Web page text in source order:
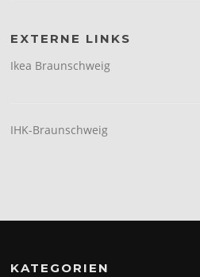
EXTERNE LINKS
Ikea Braunschweig
IHK-Braunschweig
KATEGORIEN